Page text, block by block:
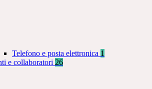
Telefono e posta elettronica 1
e collaboratori 26